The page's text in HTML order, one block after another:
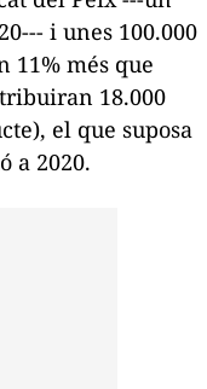
i unes 100.000
11% més que
18.000
el que suposa
a 2020.